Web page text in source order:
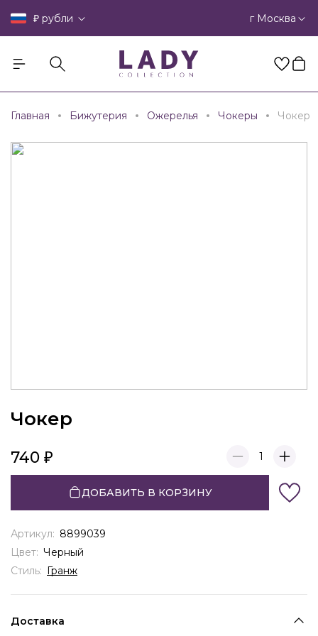
₽ рубли г Москва
Главная Бижутерия Ожерелья Чокеры Чокер
Чокер
740 1
ДОБАВИТЬ В КОРЗИНУ
Артикул: 8899039
Цвет: Черный
Стиль: Гранж
Доставка